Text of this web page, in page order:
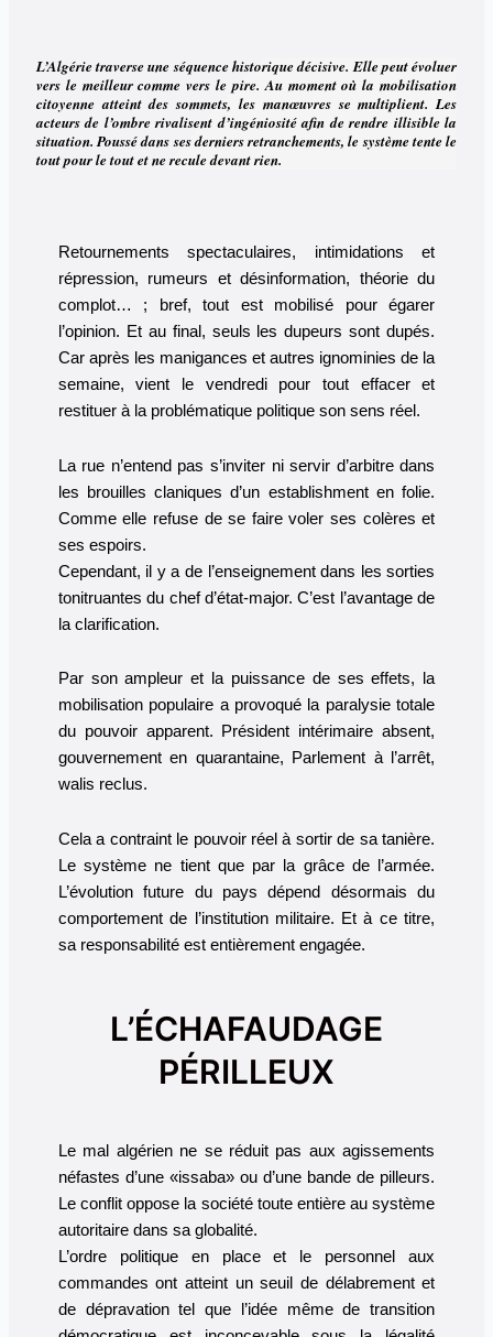
L’Algérie traverse une séquence historique décisive. Elle peut évoluer
vers le meilleur comme vers le pire. Au moment où la mobilisation
citoyenne atteint des sommets, les manœuvres se multiplient. Les
acteurs de l’ombre rivalisent d’ingéniosité afin de rendre illisible la
situation. Poussé dans ses derniers retranchements, le système tente le
tout pour le tout et ne recule devant rien.
Retournements spectaculaires, intimidations et
répression, rumeurs et désinformation, théorie du
complot… ; bref, tout est mobilisé pour égarer
l’opinion. Et au final, seuls les dupeurs sont dupés.
Car après les manigances et autres ignominies de la
semaine, vient le vendredi pour tout effacer et
restituer à la problématique politique son sens réel.
La rue n’entend pas s’inviter ni servir d’arbitre dans
les brouilles claniques d’un establishment en folie.
Comme elle refuse de se faire voler ses colères et
ses espoirs.
Cependant, il y a de l’enseignement dans les sorties
tonitruantes du chef d’état-major. C’est l’avantage de
la clarification.
Par son ampleur et la puissance de ses effets, la
mobilisation populaire a provoqué la paralysie totale
du pouvoir apparent. Président intérimaire absent,
gouvernement en quarantaine, Parlement à l’arrêt,
walis reclus.
Cela a contraint le pouvoir réel à sortir de sa tanière.
Le système ne tient que par la grâce de l’armée.
L’évolution future du pays dépend désormais du
comportement de l’institution militaire. Et à ce titre,
sa responsabilité est entièrement engagée.
L’ÉCHAFAUDAGE
PÉRILLEUX
Le mal algérien ne se réduit pas aux agissements
néfastes d’une «issaba» ou d’une bande de pilleurs.
Le conflit oppose la société toute entière au système
autoritaire dans sa globalité.
L’ordre politique en place et le personnel aux
commandes ont atteint un seuil de délabrement et
de dépravation tel que l’idée même de transition